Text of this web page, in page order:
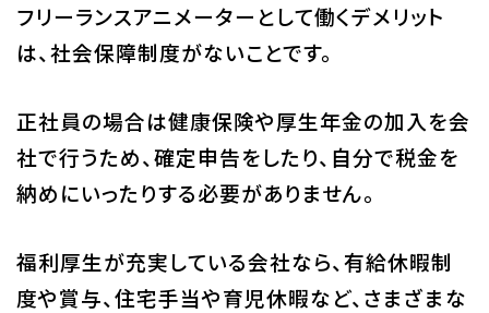
フリーランスアニメーターとして働くデメリット
は、社会保障制度がないことです。
正社員の場合は健康保険や厚生年金の加入を会
社で行うため、確定申告をしたり、自分で税金を
納めにいったりする必要がありません。
福利厚生が充実している会社なら、有給休暇制
度や賞与、住宅手当や育児休暇など、さまざまな